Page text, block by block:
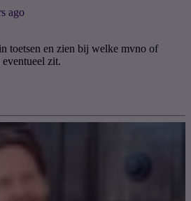
ago
toetsen en zien bij welke mvno of
zit.